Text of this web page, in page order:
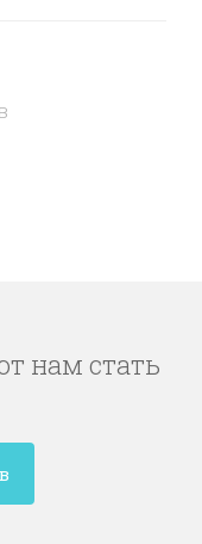
нам стать